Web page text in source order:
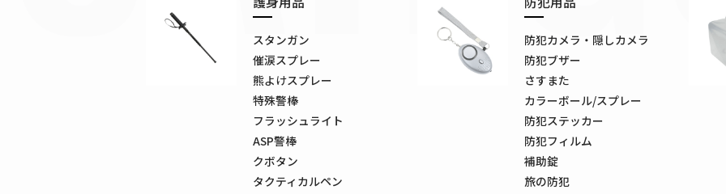
スタンガン
催涙スプレー
熊よけスプレー
特殊警棒
フラッシュライト
ASP警棒
クボタン
タクティカルペン
防犯カメラ・隠しカメラ
防犯ブザー
さすまた
カラーボール/スプレー
防犯ステッカー
防犯フィルム
補助錠
旅の防犯